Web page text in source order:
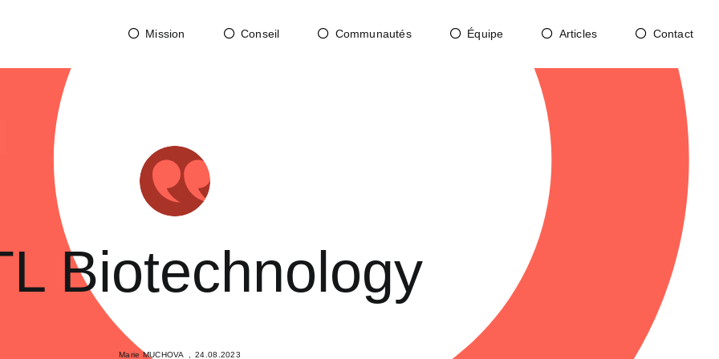
Mission Conseil Communautés Équipe Articles Contact
Biotechnology
Marie MUCHOVA 24.08.2023